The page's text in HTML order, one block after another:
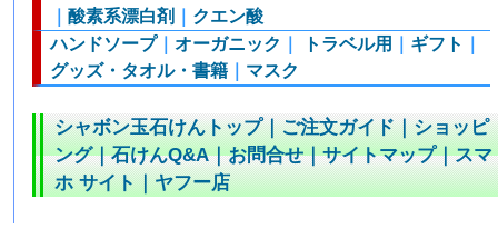
｜酸素系漂白剤
クエン酸
ハンドソープ｜オーガニック トラベル用 ギフト
グッズ・タオル・書籍
マスク
シャボン玉石けんトップ｜ご注文ガイド｜ショッピ
ング｜石けんQ&A｜お問合せ｜サイトマップ｜スマ
ホ サイト｜ヤフー店